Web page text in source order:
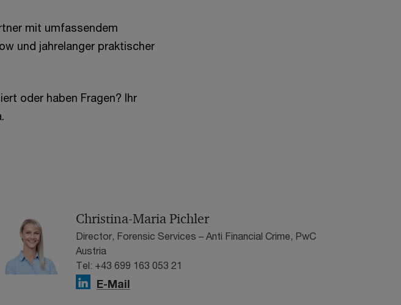
mit umfassendem
und jahrelanger praktischer
oder haben Fragen? Ihr
Christina-Maria Pichler
Director, Forensic Services – Anti Financial Crime, PwC
Austria
Tel: +43 699 163 053 21
E-Mail